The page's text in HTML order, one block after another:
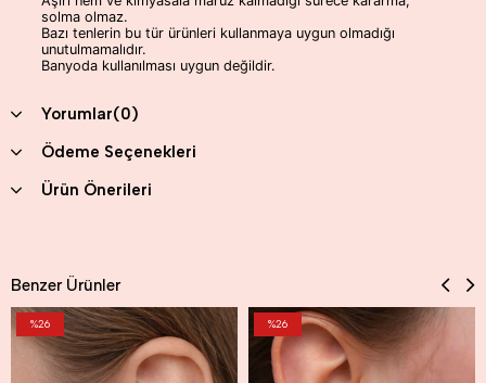
solma olmaz.
Bazı tenlerin bu tür ürünleri kullanmaya uygun olmadığı
unutulmamalıdır.
Banyoda kullanılması uygun değildir.
Yorumlar(0)
Ödeme Seçenekleri
Ürün Önerileri
Benzer Ürünler
%26 %26